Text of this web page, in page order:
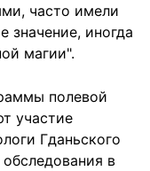
часто имели
значение, иногда
магии".
полевой
участие
Гданьского
в